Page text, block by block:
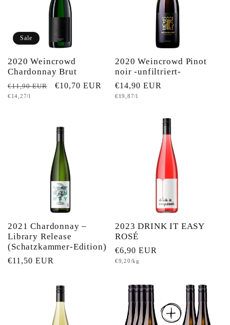
Sale
2020 Weincrowd
Chardonnay Brut
Normaler
Preis
€11,90 EUR Verkaufspreis
€10,70 EUR
Grundpreis
€14,27/l
2020 Weincrowd Pinot
noir -unfiltriert-
Normaler
Preis
€14,90 EUR
Grundpreis
€19,87/l
2021 Chardonnay –
Library Release
(Schatzkammer-Edition)
Normaler
€11,50 EUR
2023 DRINK IT EASY
ROSÉ
Normaler
Preis
€6,90 EUR
Grundpreis
€9,20/kg